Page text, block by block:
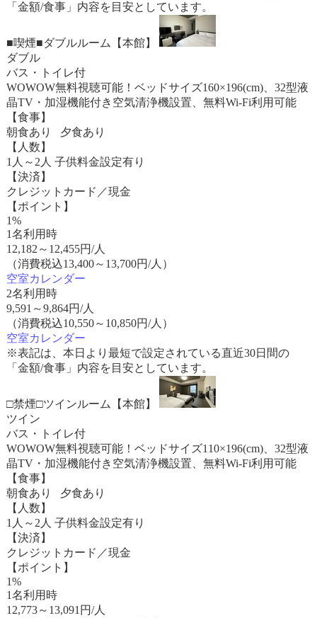
「金額/食事」内容を目安としています。
■喫煙■ダブルルーム【本館】
ダブル
バス・トイレ付
WOWOW無料視聴可能！ベッドサイズ160×196(cm)、32型液
晶TV・加湿機能付き空気清浄機設置、無料Wi-Fi利用可能
【食事】
朝食あり 夕食あり
【人数】
1人～2人 子供料金設定有り
【決済】
クレジットカード／現金
【ポイント】
1%
1名利用時
12,182 ～ 12,455円/人
（消費税込13,400～13,700円/人）
空室カレンダー
2名利用時
9,591 ～9,864円/人
（消費税込10,550～10,850円/人）
空室カレンダー
※表記は、本日より最短で設定されている直近30日間の
「金額/食事」内容を目安としています。
□禁煙□ツインルーム【本館】
ツイン
バス・トイレ付
WOWOW無料視聴可能！ベッドサイズ110×196(cm)、32型液
晶TV・加湿機能付き空気清浄機設置、無料Wi-Fi利用可能
【食事】
朝食あり 夕食あり
【人数】
1人～2人 子供料金設定有り
【決済】
クレジットカード／現金
【ポイント】
1%
1名利用時
12,773～ 13,091 円/人